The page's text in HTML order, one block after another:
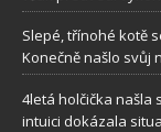
Slepé, třínohé kotě
Konečně našlo svůj
4letá holčička našla
intuici dokázala